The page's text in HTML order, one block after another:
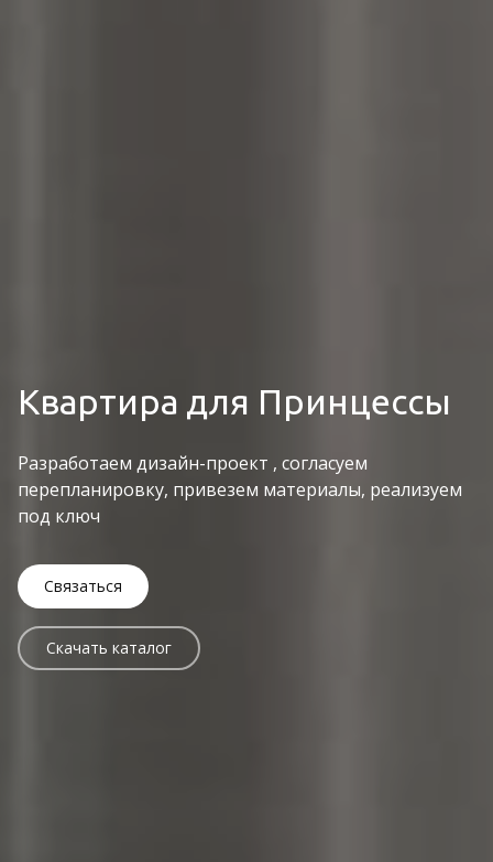
Квартира для Принцессы
Разработаем дизайн-проект , согласуем
перепланировку, привезем материалы, реализуем
под ключ
Связаться
Скачать каталог